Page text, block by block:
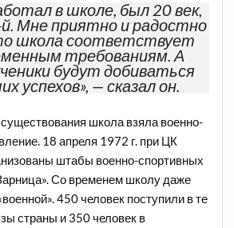
в школе, был 20 век,
й. Мне приятно и радостно
школа соответствует
требованиям. А
будут добиваться
успехов», — сказал он.
школа взяла военно-
18 апреля 1972 г. при ЦК
штабы военно-спортивных
Со временем школу даже
450 человек поступили в те
страны и 350 человек в